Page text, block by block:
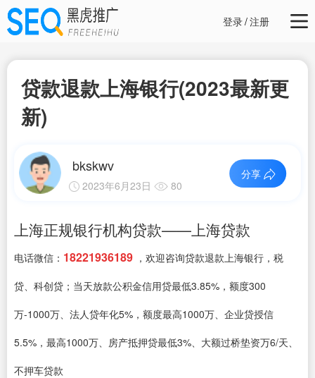
登录/注册
贷款退款上海银行(2023最新更
新)
bkskwv
2023年6月23日 80
分享
上海正规银行机构贷款——上海贷款
电话微信： 18221936189 ，欢迎咨询贷款退款上海银行，税
贷、科创贷；当天放款公积金信用贷最低3.85%，额度300
万-1000万、法人贷年化5%，额度最高1000万、企业贷授信
5.5%，最高1000万、房产抵押贷最低3%、大额过桥垫资万6/天、
不押车贷款